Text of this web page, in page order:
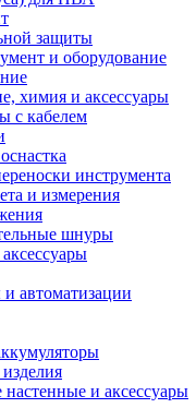
защиты
и оборудование
химия и аксессуары
с кабелем
инструмента
и измерения
шнуры
автоматизации
и аксессуары